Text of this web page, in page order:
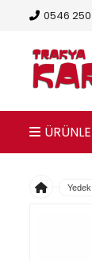
0546 250